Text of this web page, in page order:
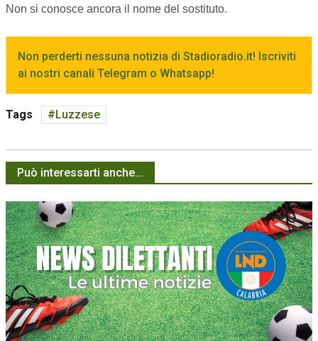
Non si conosce ancora il nome del sostituto.
Non perderti nessuna notizia di Stadioradio.it! Iscriviti
ai nostri canali Telegram o Whatsapp!
Tags Luzzese
Può interessarti anche...